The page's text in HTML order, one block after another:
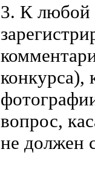
3. К любой
конкурса),
вопрос,
не должен